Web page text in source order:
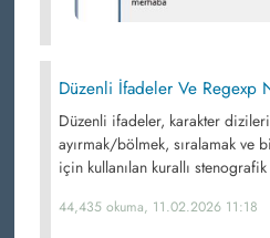
Düzenli İfadeler Ve Regexp
Düzenli ifadeler, karakter
ayırmak/bölmek, sıralamak
için kullanılan kurallı
44,435 okuma, 11.02.2026 11:18